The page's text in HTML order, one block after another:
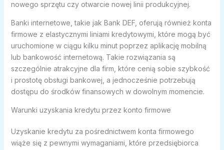
nowego sprzętu czy otwarcie nowej linii produkcyjnej.
Banki internetowe, takie jak Bank DEF, oferują również konta
firmowe z elastycznymi liniami kredytowymi, które mogą być
uruchomione w ciągu kilku minut poprzez aplikację mobilną
lub bankowość internetową. Takie rozwiązania są
szczególnie atrakcyjne dla firm, które cenią sobie szybkość
i prostotę obsługi bankowej, a jednocześnie potrzebują
dostępu do środków finansowych w dowolnym momencie.
Warunki uzyskania kredytu przez konto firmowe
Uzyskanie kredytu za pośrednictwem konta firmowego
wiąże się z pewnymi wymaganiami, które przedsiębiorca